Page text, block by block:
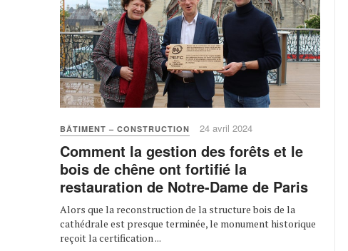
BÂTIMENT – CONSTRUCTION 24 avril 2024
Comment la gestion des forêts et le
bois de chêne ont fortifié la
restauration de Notre-Dame de Paris
Alors que la reconstruction de la structure bois de la
cathédrale est presque terminée, le monument historique
reçoit la certification ...